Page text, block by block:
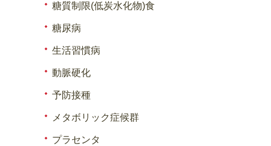
糖質制限(低炭水化物)食
糖尿病
生活習慣病
動脈硬化
予防接種
メタボリック症候群
プラセンタ